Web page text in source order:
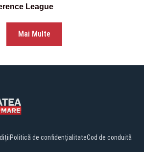
League
Mai Multe
Politică de confidențialitateCod de conduită